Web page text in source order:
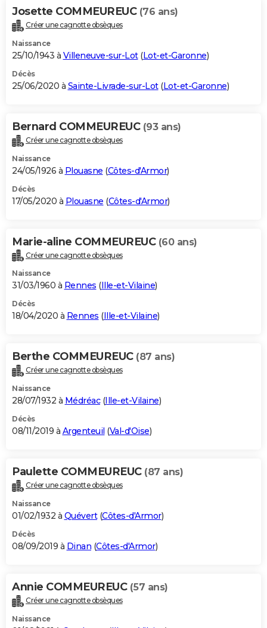
Josette COMMEUREUC (76 ans)
Créer une cagnotte obsèques
Naissance
25/10/1943 à Villeneuve-sur-Lot(Lot-et-Garonne)
Décès
25/06/2020 à Sainte-Livrade-sur-Lot(Lot-et-Garonne)
Bernard COMMEUREUC (93 ans)
Créer une cagnotte obsèques
Naissance
24/05/1926 à Plouasne (Côtes-d'Armor)
Décès
17/05/2020 à Plouasne (Côtes-d'Armor)
Marie-aline COMMEUREUC (60 ans)
Créer une cagnotte obsèques
Naissance
31/03/1960 à Rennes (Ille-et-Vilaine)
Décès
18/04/2020 à Rennes (Ille-et-Vilaine)
Berthe COMMEUREUC (87 ans)
Créer une cagnotte obsèques
Naissance
28/07/1932 à Médréac(Ille-et-Vilaine)
Décès
08/11/2019 à Argenteuil (Val-d'Oise)
Paulette COMMEUREUC (87 ans)
Créer une cagnotte obsèques
Naissance
01/02/1932 à Quévert(Côtes-d'Armor)
Décès
08/09/2019 à Dinan (Côtes-d'Armor)
Annie COMMEUREUC (57 ans)
Créer une cagnotte obsèques
Naissance